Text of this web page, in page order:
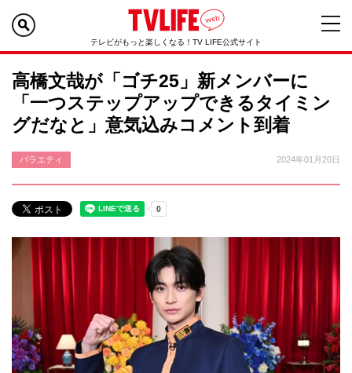
テレビがもっと楽しくなる！TV LIFE公式サイト
高橋文哉が「ゴチ25」新メンバーに
「一つステップアップできるタイミン
グだなと」意気込みコメント到着
バラエティ 2024年01月20日